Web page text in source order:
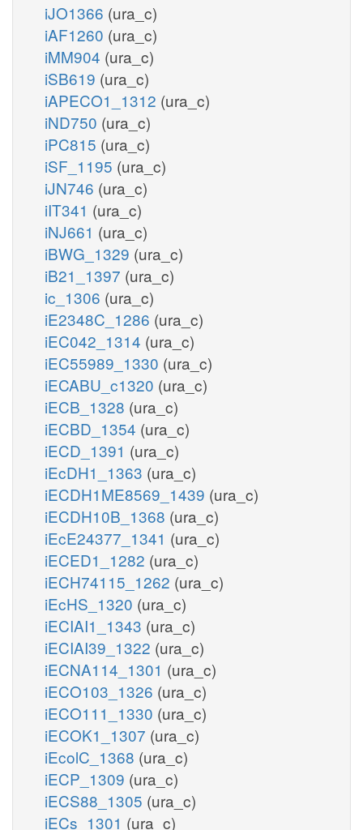
iJO1366 (ura_c)
iAF1260 (ura_c)
iMM904 (ura_c)
iSB619 (ura_c)
iAPECO1_1312 (ura_c)
iND750 (ura_c)
iPC815 (ura_c)
iSF_1195 (ura_c)
iJN746 (ura_c)
iIT341 (ura_c)
iNJ661 (ura_c)
iBWG_1329 (ura_c)
iB21_1397 (ura_c)
ic_1306 (ura_c)
iE2348C_1286 (ura_c)
iEC042_1314 (ura_c)
iEC55989_1330 (ura_c)
iECABU_c1320 (ura_c)
iECB_1328 (ura_c)
iECBD_1354 (ura_c)
iECD_1391 (ura_c)
iEcDH1_1363 (ura_c)
iECDH1ME8569_1439 (ura_c)
iECDH10B_1368 (ura_c)
iEcE24377_1341 (ura_c)
iECED1_1282 (ura_c)
iECH74115_1262 (ura_c)
iEcHS_1320 (ura_c)
iECIAI1_1343 (ura_c)
iECIAI39_1322 (ura_c)
iECNA114_1301 (ura_c)
iECO103_1326 (ura_c)
iECO111_1330 (ura_c)
iECOK1_1307 (ura_c)
iEcolC_1368 (ura_c)
iECP_1309 (ura_c)
iECS88_1305 (ura_c)
iECs_1301 (ura_c)